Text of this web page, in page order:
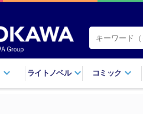
ライトノベル コミック